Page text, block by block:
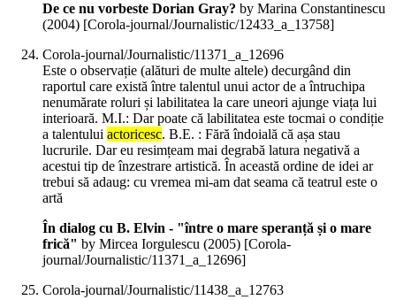
De ce nu vorbeste Dorian Gray? by Marina Constantinescu
(2004) [Corola-journal/Journalistic/12433_a_13758]
Corola-journal/Journalistic/11371_a_12696
Este o observație (alături de multe altele) decurgând din
raportul care există între talentul unui actor de a întruchipa
nenumărate roluri și labilitatea la care uneori ajunge viața lui
interioară. M.I.: Dar poate că labilitatea este tocmai o condiție
a talentului actoricesc. B.E. : Fără îndoială că așa stau
lucrurile. Dar eu resimțeam mai degrabă latura negativă a
acestui tip de înzestrare artistică. În această ordine de idei ar
trebui să adaug: cu vremea mi-am dat seama că teatrul este o
artă
În dialog cu B. Elvin - "între o mare speranță și o mare
frică" by Mircea Iorgulescu (2005) [Corola-
journal/Journalistic/11371_a_12696]
Corola-journal/Journalistic/11438_a_12763